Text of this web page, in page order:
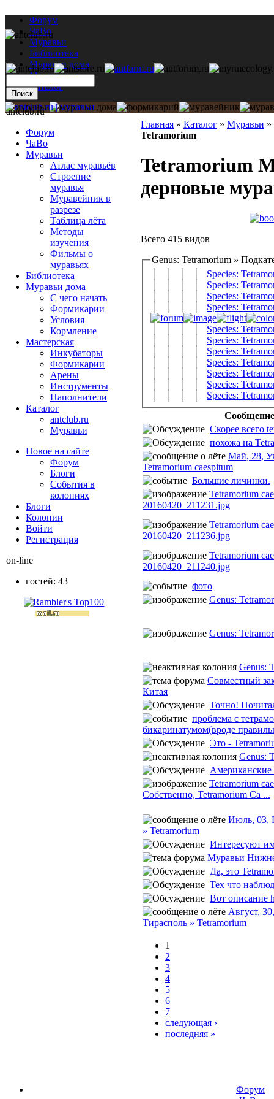
Форум
ЧаВо
Муравьи
Библиотека
Муравьи дома
Мастерская
Каталог
Главная » Каталог » Муравьи »
Tetramorium
Tetramorium
дерновые
Всего 415 видов
Genus: Tetramorium »
Species:
Species:
Species:
Species:
Species:
Species:
Species:
Species:
Species:
Species:
Species:
Сообщение
Скорее всего
похожа на
Май, 28,
Tetramorium caespitum
Большие личинки.
Tetramorium
20160420_211231.jpg
Tetramorium
20160420_211236.jpg
Tetramorium
20160420_211240.jpg
фото
Genus:
Genus:
Genus:
Совместный
Китая
Точно!
проблема с
бикаринатумом(вроде
Это -
Genus:
Американские
Tetramorium
Собственно, Tetramorium Ca ...
Июль, 03,
» Tetramorium
Интересуют
Муравьи
Да, это
Тех что
Вот описание
Август,
Тирасполь » Tetramorium
1
2
3
4
5
6
7
следующая ›
последняя »
antclub.ru
Форум
ЧаВо
Муравьи
Атлас муравьёв
Строение
муравья
Муравейник в
разрезе
Таблица лёта
Методы
изучения
Фильмы о
муравьях
Библиотека
Муравьи дома
С чего начать
Формикарии
Условия
Кормление
Мастерская
Инкубаторы
Формикарии
Арены
Инструменты
Наполнители
Каталог
antclub.ru
Муравьи
Новое на сайте
Форум
Блоги
События в
колониях
Блоги
Колонии
Войти
Peгиcтpaция
on-line
гостей: 43
Форум